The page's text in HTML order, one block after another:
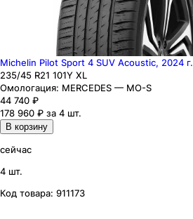
Michelin Pilot Sport 4 SUV Acoustic, 2024 г.
235/45 R21 101Y XL
Омологация: MERCEDES — MO-S
44 740 ₽
178 960 ₽ за 4 шт.
В корзину
сейчас
4 шт.
Код товара: 911173